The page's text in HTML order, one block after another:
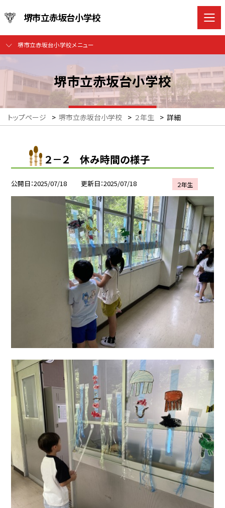
堺市立赤坂台小学校
堺市立赤坂台小学校メニュー
堺市立赤坂台小学校
トップページ > 堺市立赤坂台小学校 > ２年生 > 詳細
２－２ 休み時間の様子
公開日 2025/07/18 更新日 2025/07/18 ２年生